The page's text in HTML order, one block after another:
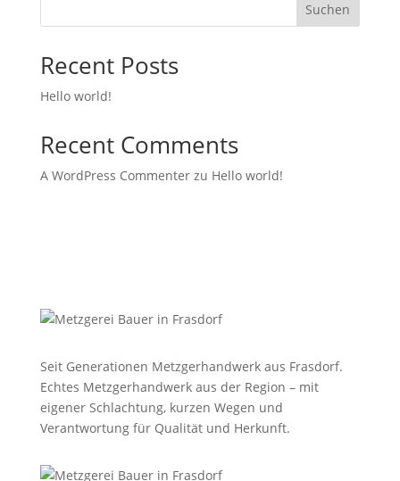
Suchen
Recent Posts
Hello world!
Recent Comments
A WordPress Commenterzu Hello world!
Seit Generationen Metzgerhandwerk aus Frasdorf.
Echtes Metzgerhandwerk aus der Region – mit
eigener Schlachtung, kurzen Wegen und
Verantwortung für Qualität und Herkunft.